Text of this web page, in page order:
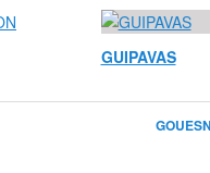
GUIPAVAS